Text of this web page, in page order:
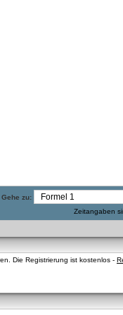
Gehe zu:
Zeitangaben
Die Registrierung ist kostenlos -